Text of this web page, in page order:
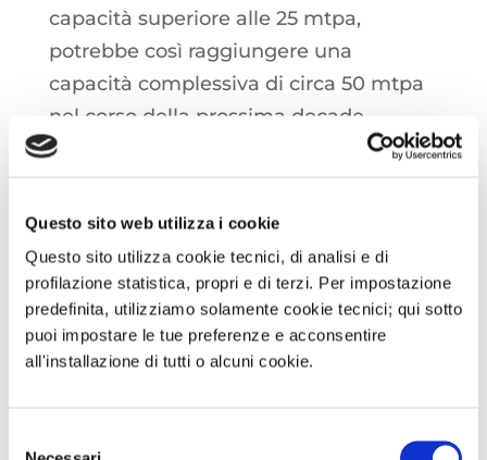
Questo sito web utilizza i cookie
Questo sito utilizza cookie tecnici, di analisi e di
profilazione statistica, propri e di terzi. Per impostazione
predefinita, utilizziamo solamente cookie tecnici; qui sotto
puoi impostare le tue preferenze e acconsentire
all'installazione di tutti o alcuni cookie.
capacità superiore alle 25 mtpa,
potrebbe così raggiungere una
capacità complessiva di circa 50 mtpa
nel corso della prossima decade.
di ieri: dopo una prima parte della
giornata relativamente stabile,
l’indiscrezione lanciata da Bloomberg
su di un possibile alleggerimento sui
vincoli delle quote di emissione